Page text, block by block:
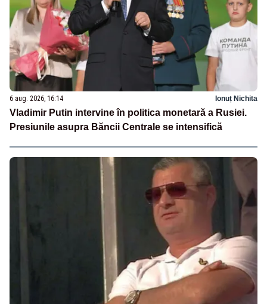
6 aug. 2026, 16:14 Ionuț Nichita
Vladimir Putin intervine în politica monetară a Rusiei.
Presiunile asupra Băncii Centrale se intensifică